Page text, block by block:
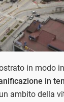
in modo
in
ambito della